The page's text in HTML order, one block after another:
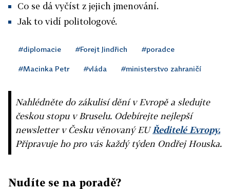
Co se dá vyčíst z jejich jmenování.
Jak to vidí politologové.
#diplomacie #Forejt Jindřich #poradce
#Macinka Petr #vláda #ministerstvo zahraničí
Nahlédněte do zákulisí dění v Evropě a sledujte
českou stopu v Bruselu. Odebírejte nejlepší
newsletter v Česku věnovaný EUŘeditelé Evropy.
Připravuje ho pro vás každý týden Ondřej Houska.
Nudíte se na poradě?